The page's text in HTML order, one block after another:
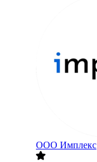
ООО Имплекс